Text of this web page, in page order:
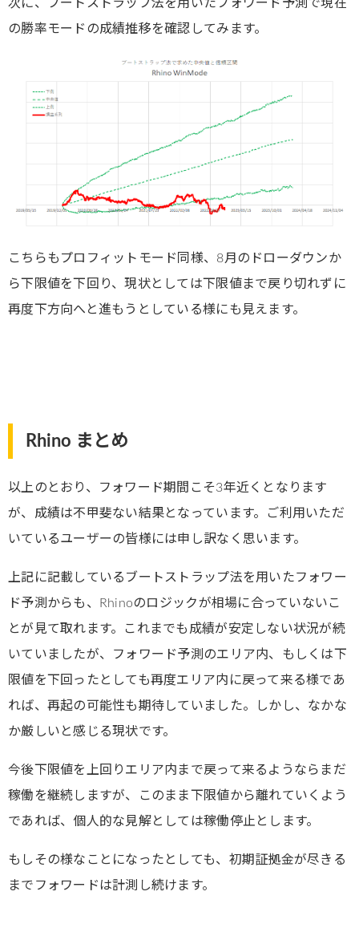
次に、ブートストラップ法を用いたフォワード予測で現在
の勝率モードの成績推移を確認してみます。
こちらもプロフィットモード同様、8月のドローダウンか
ら下限値を下回り、現状としては下限値まで戻り切れずに
再度下方向へと進もうとしている様にも見えます。
Rhino まとめ
以上のとおり、フォワード期間こそ3年近くとなります
が、成績は不甲斐ない結果となっています。ご利用いただ
いているユーザーの皆様には申し訳なく思います。
上記に記載しているブートストラップ法を用いたフォワー
ド予測からも、Rhinoのロジックが相場に合っていないこ
とが見て取れます。これまでも成績が安定しない状況が続
いていましたが、フォワード予測のエリア内、もしくは下
限値を下回ったとしても再度エリア内に戻って来る様であ
れば、再起の可能性も期待していました。しかし、なかな
か厳しいと感じる現状です。
今後下限値を上回りエリア内まで戻って来るようならまだ
稼働を継続しますが、このまま下限値から離れていくよう
であれば、個人的な見解としては稼働停止とします。
もしその様なことになったとしても、初期証拠金が尽きる
までフォワードは計測し続けます。